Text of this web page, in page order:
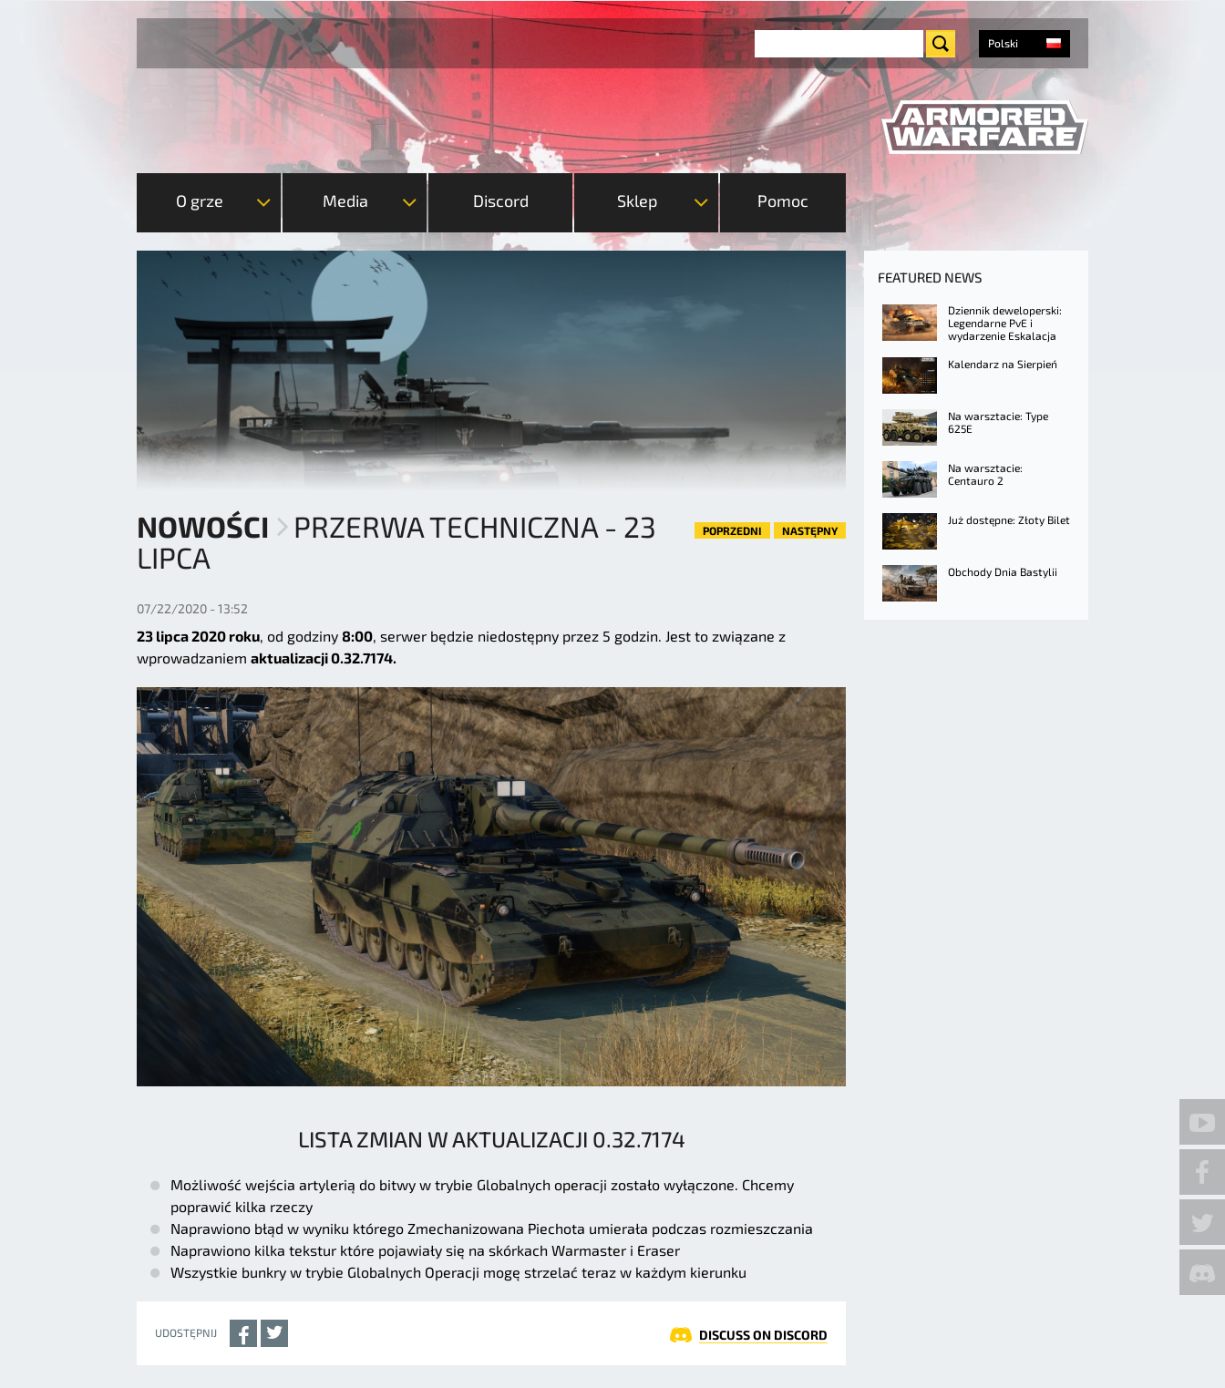
Polski
O grze Media Discord Sklep Pomoc
NOWOŚCI
PRZERWA TECHNICZNA - 23
LIPCA
POPRZEDNI NASTĘPNY
07/22/2020 - 13:52
23 lipca 2020 roku, od godziny 8:00, serwer będzie niedostępny przez 5 godzin. Jest to związane z
wprowadzaniem aktualizacji 0.32.7174.
LISTA ZMIAN W AKTUALIZACJI 0.32.7174
Możliwość wejścia artylerią do bitwy w trybie Globalnych operacji zostało wyłączone. Chcemy
poprawić kilka rzeczy
Naprawiono błąd w wyniku którego Zmechanizowana Piechota umierała podczas rozmieszczania
Naprawiono kilka tekstur które pojawiały się na skórkach Warmaster i Eraser
Wszystkie bunkry w trybie Globalnych Operacji mogę strzelać teraz w każdym kierunku
UDOSTĘPNIJ DISCUSS ON DISCORD
FEATURED NEWS
Dziennik deweloperski:
Legendarne PvE i
wydarzenie Eskalacja
Kalendarz na Sierpień
Na warsztacie: Type
625E
Na warsztacie:
Centauro 2
Już dostępne: Złoty Bilet
Obchody Dnia Bastylii